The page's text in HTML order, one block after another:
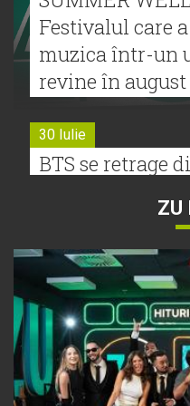
Festivalul care
muzica într-un
revine în august
30 Iulie
BTS se retrage
Tyla a lansat
„A*Pop”
30 Iulie
Alexia
ZU